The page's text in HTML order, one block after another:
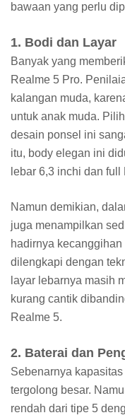
bawaan yang perlu
1. Bodi dan Layar
Banyak yang
Realme 5 Pro.
kalangan muda,
untuk anak muda.
desain ponsel ini
itu, body elegan ini
lebar 6,3 inchi dan full
Namun demikian,
juga menampilkan
hadirnya
dilengkapi dengan
layar lebarnya masih
kurang cantik
Realme 5.
2. Baterai dan
Sebenarnya
tergolong besar.
rendah dari tipe 5